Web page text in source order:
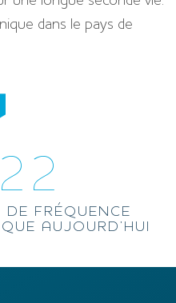
dans le pays de
DE FRÉQUENCE
AUJOURD’HUI